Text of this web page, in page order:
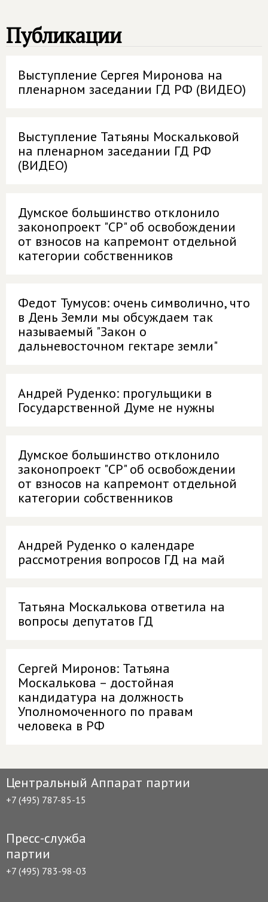
Публикации
Выступление Сергея Миронова на
пленарном заседании ГД РФ (ВИДЕО)
Выступление Татьяны Москальковой
на пленарном заседании ГД РФ
(ВИДЕО)
Думское большинство отклонило
законопроект "СР" об освобождении
от взносов на капремонт отдельной
категории собственников
Федот Тумусов: очень символично, что
в День Земли мы обсуждаем так
называемый "Закон о
дальневосточном гектаре земли"
Андрей Руденко: прогульщики в
Государственной Думе не нужны
Думское большинство отклонило
законопроект "СР" об освобождении
от взносов на капремонт отдельной
категории собственников
Андрей Руденко о календаре
рассмотрения вопросов ГД на май
Татьяна Москалькова ответила на
вопросы депутатов ГД
Сергей Миронов: Татьяна
Москалькова – достойная
кандидатура на должность
Уполномоченного по правам
человека в РФ
Центральный Аппарат партии
+7 (495) 787-85-15
Пресс-служба
партии
+7 (495) 783-98-03